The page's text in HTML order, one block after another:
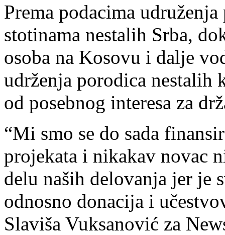
Prema podacima
stotinama nestalih Srba,
osoba na Kosovu i dalje
udrženja porodica nestalih
od posebnog interesa za
“Mi smo se do sada
projekata i nikakav novac
delu naših delovanja jer je
odnosno donacija i
Slaviša Vuksanović za